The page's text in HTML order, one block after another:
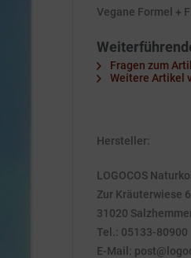
Vegane Formel +
Fragen zum
Weitere Artikel
Hersteller:
LOGOCOS
Zur Kräuterwiese 6
31020
Tel.: 05133-80900
E-Mail: